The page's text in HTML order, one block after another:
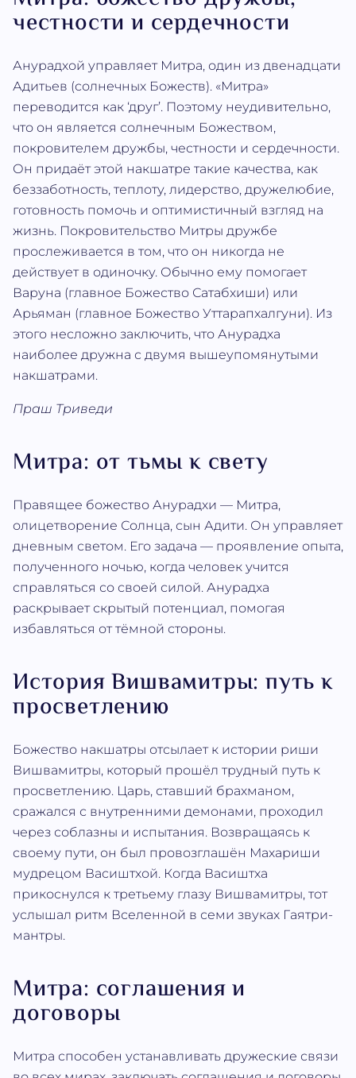
честности и сердечности
Анурадхой управляет Митра, один из двенадцати
Адитьев (солнечных Божеств). «Митра»
переводится как ‘друг’. Поэтому неудивительно,
что он является солнечным Божеством,
покровителем дружбы, честности и сердечности.
Он придаёт этой накшатре такие качества, как
беззаботность, теплоту, лидерство, дружелюбие,
готовность помочь и оптимистичный взгляд на
жизнь. Покровительство Митры дружбе
прослеживается в том, что он никогда не
действует в одиночку. Обычно ему помогает
Варуна (главное Божество Сатабхиши) или
Арьяман (главное Божество Уттарапхалгуни). Из
этого несложно заключить, что Анурадха
наиболее дружна с двумя вышеупомянутыми
накшатрами.
Праш Триведи
Митра: от тьмы к свету
Правящее божество Анурадхи — Митра,
олицетворение Солнца, сын Адити. Он управляет
дневным светом. Его задача — проявление опыта,
полученного ночью, когда человек учится
справляться со своей силой. Анурадха
раскрывает скрытый потенциал, помогая
избавляться от тёмной стороны.
История Вишвамитры: путь к
просветлению
Божество накшатры отсылает к истории риши
Вишвамитры, который прошёл трудный путь к
просветлению. Царь, ставший брахманом,
сражался с внутренними демонами, проходил
через соблазны и испытания. Возвращаясь к
своему пути, он был провозглашён Махариши
мудрецом Васиштхой. Когда Васиштха
прикоснулся к третьему глазу Вишвамитры, тот
услышал ритм Вселенной в семи звуках Гаятри-
мантры.
Митра: соглашения и
договоры
Митра способен устанавливать дружеские связи